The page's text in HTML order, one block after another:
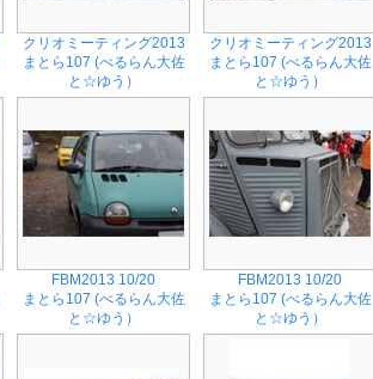
クリオミーティング2013
まとら107 (べるらん大佐
と☆ゆう）
クリオミーティング2013
まとら107 (べるらん大佐
と☆ゆう）
FBM2013 10/20
まとら107 (べるらん大佐
と☆ゆう）
FBM2013 10/20
まとら107 (べるらん大佐
と☆ゆう）